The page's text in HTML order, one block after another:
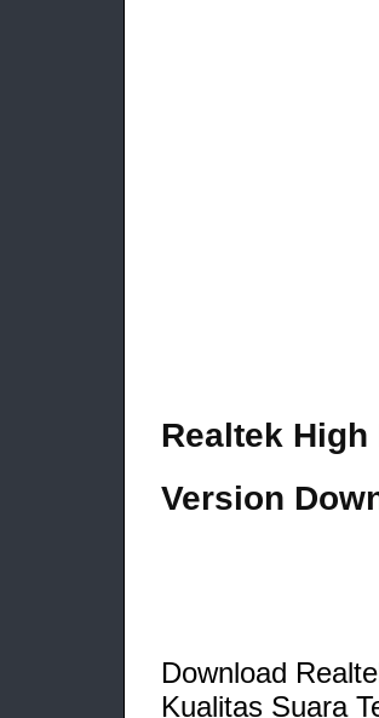
Realtek
Version
Download
Kualitas Suara